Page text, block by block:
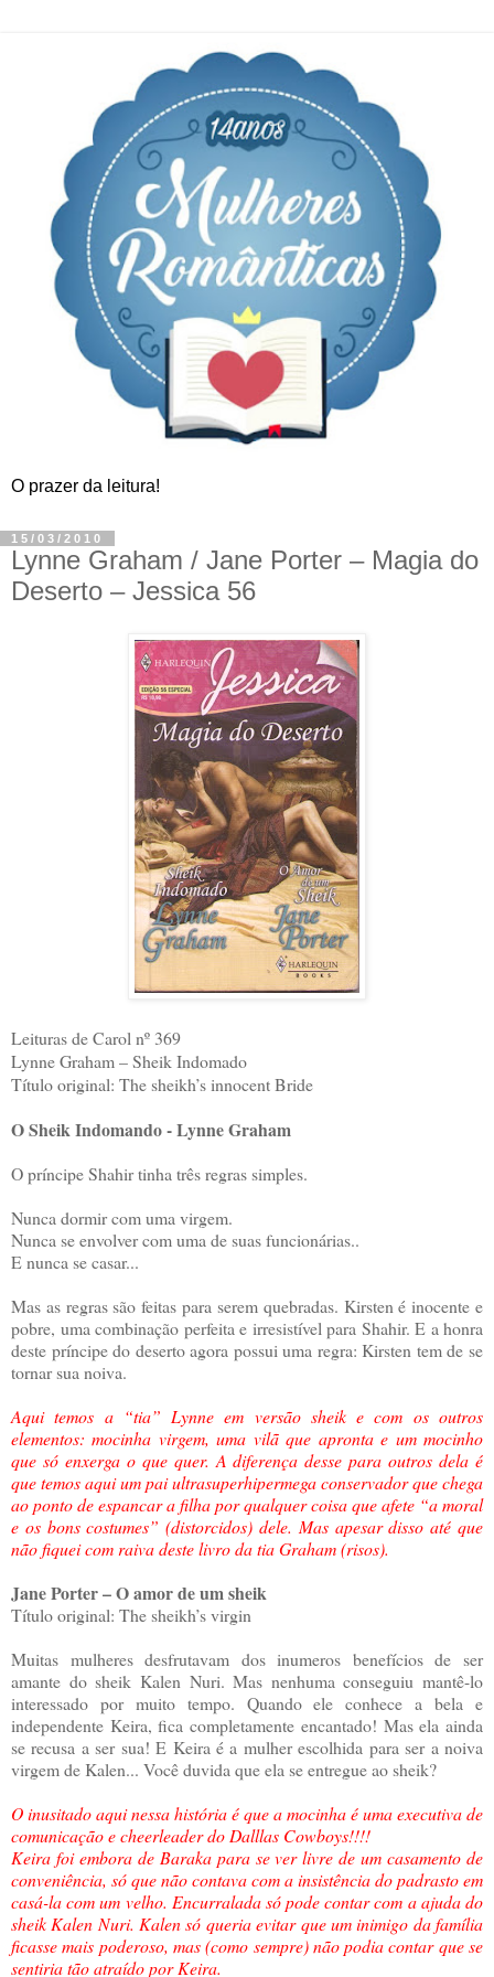
O prazer da leitura!
15/03/2010
Lynne Graham / Jane Porter – Magia do
Deserto – Jessica 56
Leituras de Carol nº 369
Lynne Graham – Sheik Indomado
Título original: The sheikh’s innocent Bride
O Sheik Indomando - Lynne Graham
O príncipe Shahir tinha três regras simples.
Nunca dormir com uma virgem.
Nunca se envolver com uma de suas funcionárias..
E nunca se casar...
Mas as regras são feitas para serem quebradas. Kirsten é inocente e
pobre, uma combinação perfeita e irresistível para Shahir. E a honra
deste príncipe do deserto agora possui uma regra: Kirsten tem de se
tornar sua noiva.
Aqui temos a “tia” Lynne em versão sheik e com os outros
elementos: mocinha virgem, uma vilã que apronta e um mocinho
que só enxerga o que quer. A diferença desse para outros dela é
que temos aqui um pai ultrasuperhipermega conservador que chega
ao ponto de espancar a filha por qualquer coisa que afete “a moral
e os bons costumes” (distorcidos) dele. Mas apesar disso até que
não fiquei com raiva deste livro da tia Graham (risos).
Jane Porter – O amor de um sheik
Título original: The sheikh’s virgin
Muitas mulheres desfrutavam dos inumeros benefícios de ser
amante do sheik Kalen Nuri. Mas nenhuma conseguiu mantê-lo
interessado por muito tempo. Quando ele conhece a bela e
independente Keira, fica completamente encantado! Mas ela ainda
se recusa a ser sua! E Keira é a mulher escolhida para ser a noiva
virgem de Kalen... Você duvida que ela se entregue ao sheik?
O inusitado aqui nessa história é que a mocinha é uma executiva de
comunicação e cheerleader do Dalllas Cowboys!!!!
Keira foi embora de Baraka para se ver livre de um casamento de
conveniência, só que não contava com a insistência do padrasto em
casá-la com um velho. Encurralada só pode contar com a ajuda do
sheik Kalen Nuri. Kalen só queria evitar que um inimigo da família
ficasse mais poderoso, mas (como sempre) não podia contar que se
sentiria tão atraído por Keira.